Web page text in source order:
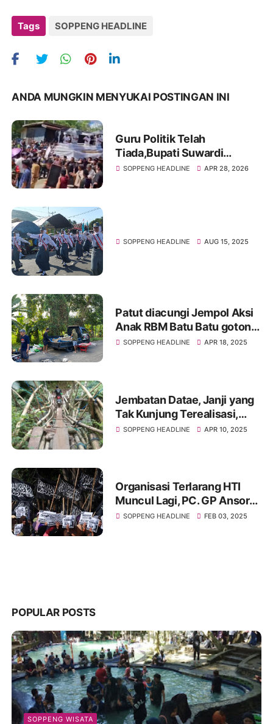
Tags SOPPENG HEADLINE
ANDA MUNGKIN MENYUKAI POSTINGAN INI
Guru Politik Telah
Tiada,Bupati Suwardi
Haseng Kenang Keteladanan
SOPPENG HEADLINE APR 28, 2026
SOPPENG HEADLINE AUG 15, 2025
Patut diacungi Jempol Aksi
Anak RBM Batu Batu gotong
royong Perbaiki jalan Rusak
SOPPENG HEADLINE APR 18, 2025
Jembatan Datae, Janji yang
Tak Kunjung Terealisasi,
Akankah Jembatan ini jadi
SOPPENG HEADLINE APR 10, 2025
Organisasi Terlarang HTI
Muncul Lagi, PC. GP Ansor-
Banser Soppeng Desak
SOPPENG HEADLINE FEB 03, 2025
POPULAR POSTS
SOPPENG WISATA